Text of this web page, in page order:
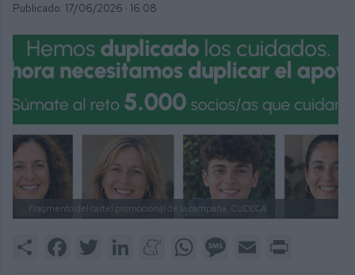
Publicado: 17/06/2026 · 16:08
Fragmento del cartel promocional de la campaña. CUDECA
Share FacebookTwitter LinkedInMeneameWhatsAppMessage
Email